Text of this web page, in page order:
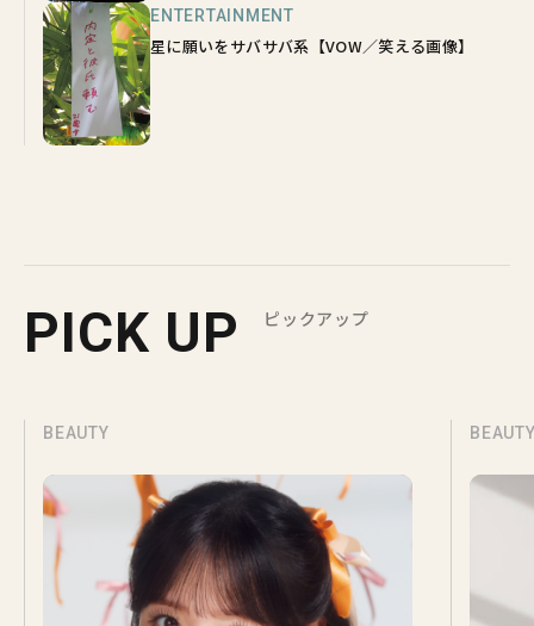
ENTERTAINMENT
星に願いをサバサバ系【VOW／笑える画像】
PICK UP ピックアップ
BEAUTY